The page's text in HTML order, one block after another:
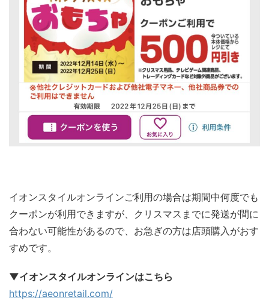
イオンスタイルオンラインご利用の場合は期間中何度でも
クーポンが利用できますが、クリスマスまでに発送が間に
合わない可能性があるので、お急ぎの方は店頭購入がおす
すめです。
▼イオンスタイルオンラインはこちら
https://aeonretail.com/